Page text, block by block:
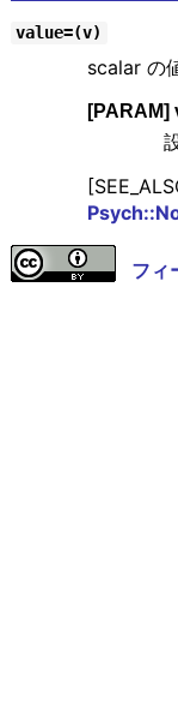
value=(v)
scalar の
[PARAM]
フィ